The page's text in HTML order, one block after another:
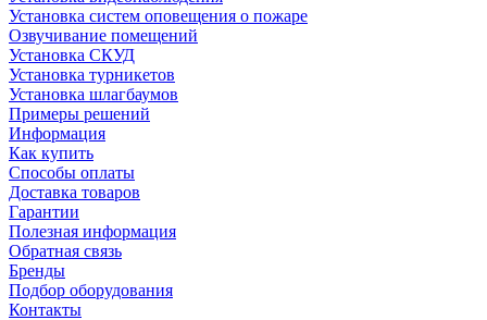
Установка систем оповещения о пожаре
Озвучивание помещений
Установка СКУД
Установка турникетов
Установка шлагбаумов
Примеры решений
Информация
Как купить
Способы оплаты
Доставка товаров
Гарантии
Полезная информация
Обратная связь
Бренды
Подбор оборудования
Контакты